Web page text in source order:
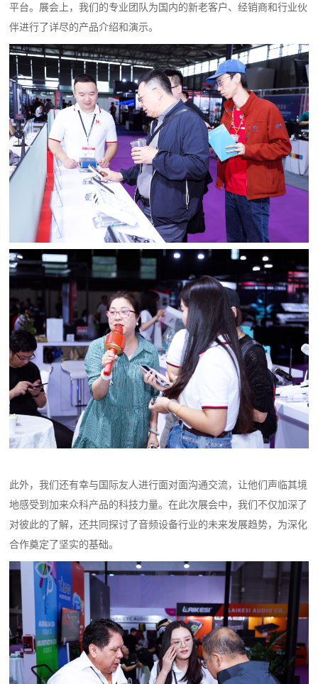
平台。展会上，我们的专业团队为国内的新老客户、经销商和行业伙
伴进行了详尽的产品介绍和演示。
此外，我们还有幸与国际友人进行面对面沟通交流，让他们声临其境
地感受到加来众科产品的科技力量。在此次展会中，我们不仅加深了
对彼此的了解，还共同探讨了音频设备行业的未来发展趋势，为深化
合作奠定了坚实的基础。